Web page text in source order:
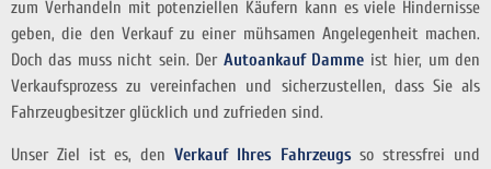
zum Verhandeln mit potenziellen Käufern kann es viele Hindernisse
geben, die den Verkauf zu einer mühsamen Angelegenheit machen.
Doch das muss nicht sein. Der Autoankauf Damme ist hier, um den
Verkaufsprozess zu vereinfachen und sicherzustellen, dass Sie als
Fahrzeugbesitzer glücklich und zufrieden sind.
Unser Ziel ist es, den Verkauf Ihres Fahrzeugsso stressfrei und